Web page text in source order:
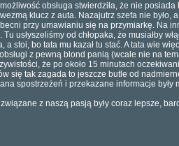
obsługa stwierdziła, że nie
klucz z auta. Nazajutrz szefa nie było,
przy umawianiu się na przymiarkę. Na
usłyszeliśmy od chłopaka, że musiałby
stoi, bo tata mu kazał tu stać. A tata wie
z pewną blond panią (wcale nie na
że po około 15 minutach
się tak zagada to jeszcze butle od
spostrzeżeń i przekazane informacje były
z naszą pasją były coraz lepsze,